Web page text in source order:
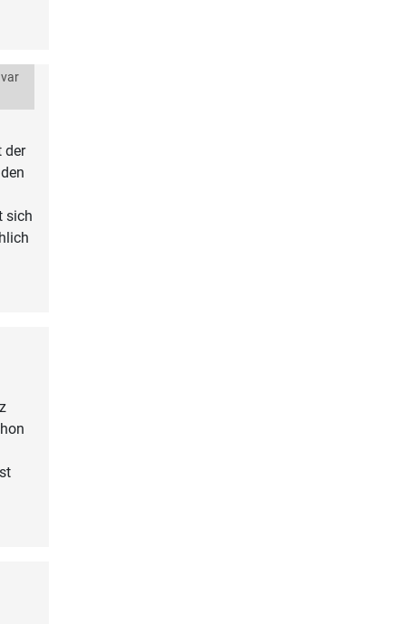
der
sich